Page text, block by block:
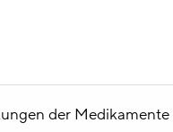
der Medikamente